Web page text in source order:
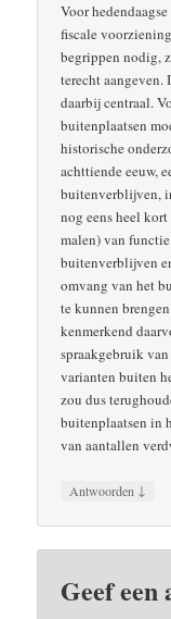
Voor
fiscale
begrippen nodig,
terecht
daarbij centraal.
buitenplaatsen
historische
achttiende eeuw,
buitenverblijven,
nog eens heel kort
malen) van
buitenverblijven
omvang van het
te kunnen
kenmerkend
spraakgebruik
varianten buiten
zou dus
buitenplaatsen in
van aantallen
Antwoorden ↓
Geef